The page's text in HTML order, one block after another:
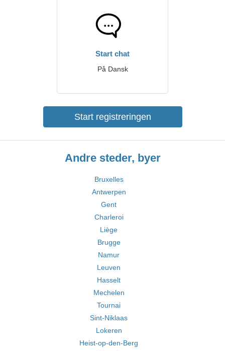
Start chat
På Dansk
Start registreringen
Andre steder, byer
Bruxelles
Antwerpen
Gent
Charleroi
Liège
Brugge
Namur
Leuven
Hasselt
Mechelen
Tournai
Sint-Niklaas
Lokeren
Heist-op-den-Berg